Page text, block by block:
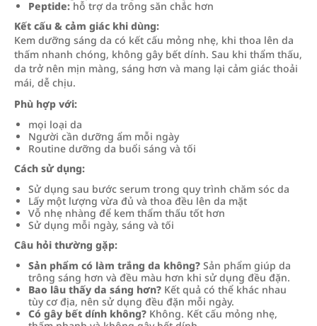
Peptide: hỗ trợ da trông săn chắc hơn
Kết cấu & cảm giác khi dùng:
Kem dưỡng sáng da có kết cấu mỏng nhẹ, khi thoa lên da
thấm nhanh chóng, không gây bết dính. Sau khi thẩm thấu,
da trở nên mịn màng, sáng hơn và mang lại cảm giác thoải
mái, dễ chịu.
Phù hợp với:
mọi loại da
Người cần dưỡng ẩm mỗi ngày
Routine dưỡng da buổi sáng và tối
Cách sử dụng:
Sử dụng sau bước serum trong quy trình chăm sóc da
Lấy một lượng vừa đủ và thoa đều lên da mặt
Vỗ nhẹ nhàng để kem thẩm thấu tốt hơn
Sử dụng mỗi ngày, sáng và tối
Câu hỏi thường gặp:
Sản phẩm có làm trắng da không? Sản phẩm giúp da
trông sáng hơn và đều màu hơn khi sử dụng đều đặn.
Bao lâu thấy da sáng hơn? Kết quả có thể khác nhau
tùy cơ địa, nên sử dụng đều đặn mỗi ngày.
Có gây bết dính không? Không. Kết cấu mỏng nhẹ,